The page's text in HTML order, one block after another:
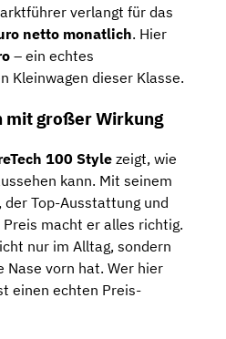
verlangt für das
netto monatlich. Hier
– ein echtes
Kleinwagen dieser Klasse.
mit großer Wirkung
100 Stylezeigt, wie
kann. Mit seinem
Top-Ausstattung und
macht er alles richtig.
nur im Alltag, sondern
Nase vorn hat. Wer hier
einen echten Preis-